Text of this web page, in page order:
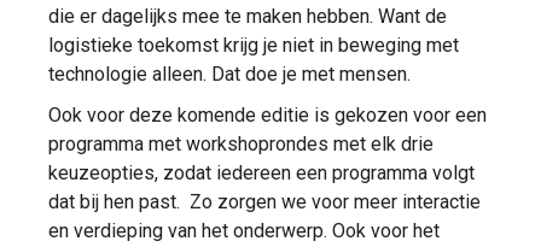
die er dagelijks mee te maken hebben. Want de
logistieke toekomst krijg je niet in beweging met
technologie alleen. Dat doe je met mensen.
Ook voor deze komende editie is gekozen voor een
programma met workshoprondes met elk drie
keuzeopties, zodat iedereen een programma volgt
dat bij hen past. Zo zorgen we voor meer interactie
en verdieping van het onderwerp. Ook voor het